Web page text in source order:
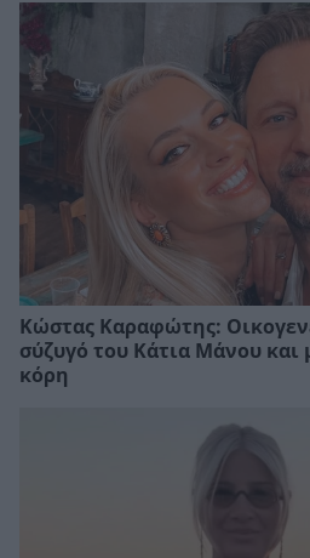
Κώστας Καραφώτης:
σύζυγό του Κάτια Μάνου και
κόρη